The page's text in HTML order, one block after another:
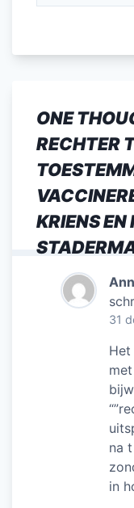
ONE
RECHTER
KRIENS EN
31
na
in